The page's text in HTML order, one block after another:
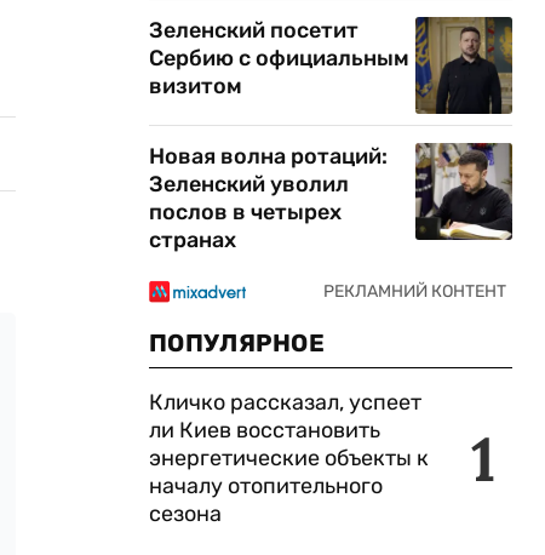
Зеленский посетит
Сербию с официальным
визитом
Новая волна ротаций:
Зеленский уволил
послов в четырех
странах
ПОПУЛЯРНОЕ
1
Кличко рассказал, успеет
ли Киев восстановить
энергетические объекты к
началу отопительного
сезона